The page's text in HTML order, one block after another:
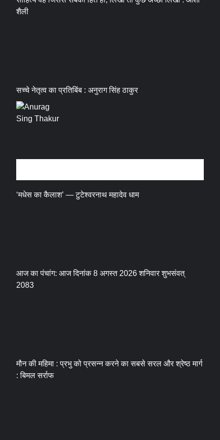
शैली
सच्चे नेतृत्व का प्रतिबिंब : अनुराग सिंह ठाकुर
‘मधेस का कैलाश’ — टुटेश्वरनाथ महादेव धाम
आज का पंचांग: आज दिनांक 8 अगस्त 2026 शनिवार शुभसंवत्
2083
मौन की महिमा : प्रभु को प्रसन्न करने का सबसे सरल और श्रेष्ठ मार्ग
: बिमल सर्राफ